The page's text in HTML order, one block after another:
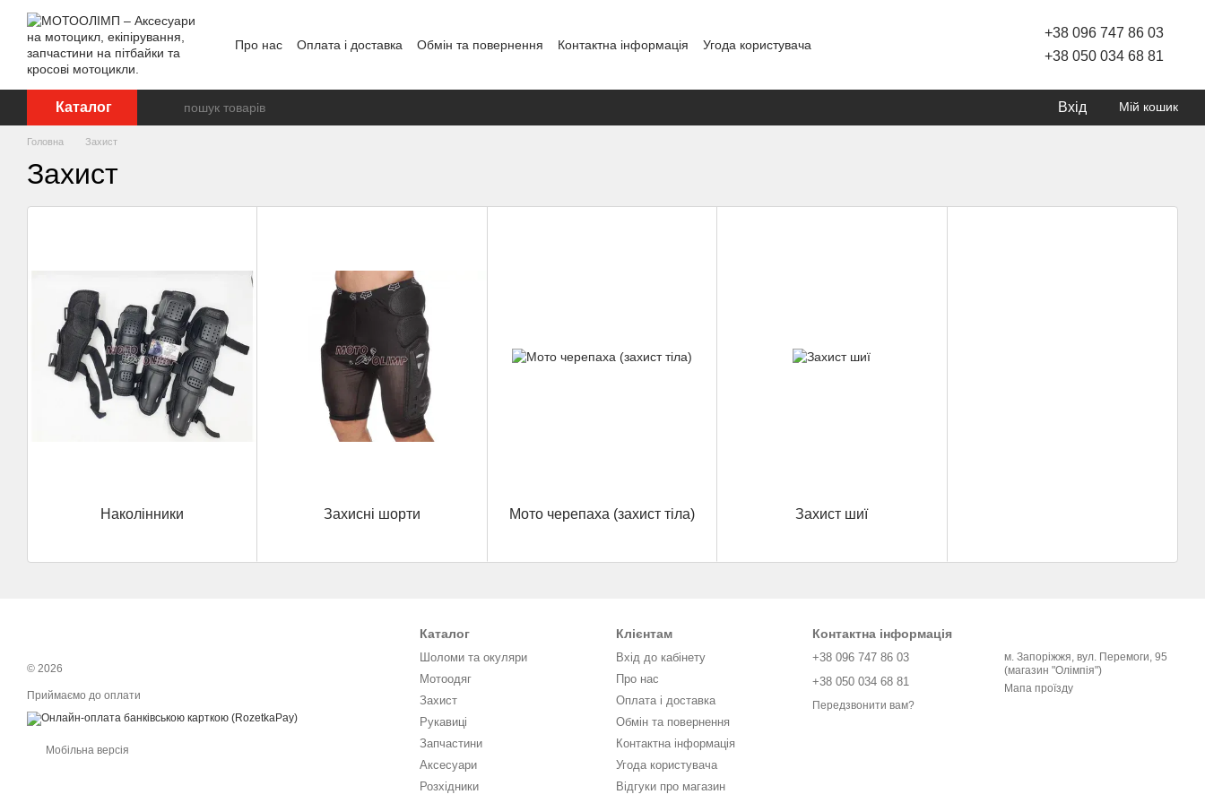
Перейти до основного контенту
Про нас Оплата і доставка Обмін та повернення Контактна інформація
Угода користувача
+38 096 747 86 03
+38 050 034 68 81
Каталог Вхід Мій кошик
Головна Захист
Захист
Наколінники Захисні шорти Мото черепаха (захист тіла) Захист шиї
© 2026
Приймаємо до оплати
Мобільна версія
Каталог
Шоломи та окуляри
Мотоодяг
Захист
Рукавиці
Запчастини
Аксесуари
Розхідники
Клієнтам
Вхід до кабінету
Про нас
Оплата і доставка
Обмін та повернення
Контактна інформація
Угода користувача
Відгуки про магазин
Контактна інформація
+38 096 747 86 03
+38 050 034 68 81
Передзвонити вам?
м. Запоріжжя, вул. Перемоги, 95
(магазин "Олімпія")
Мапа проїзду